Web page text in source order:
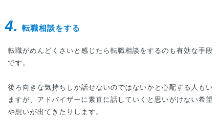
4. 転職相談をする
転職がめんどくさいと感じたら転職相談をするのも有効な手段
です。
後ろ向きな気持ちしか話せないのではないかと心配する人もい
ますが、アドバイザーに素直に話していくと思いがけない希望
や想いが出てきたりします。